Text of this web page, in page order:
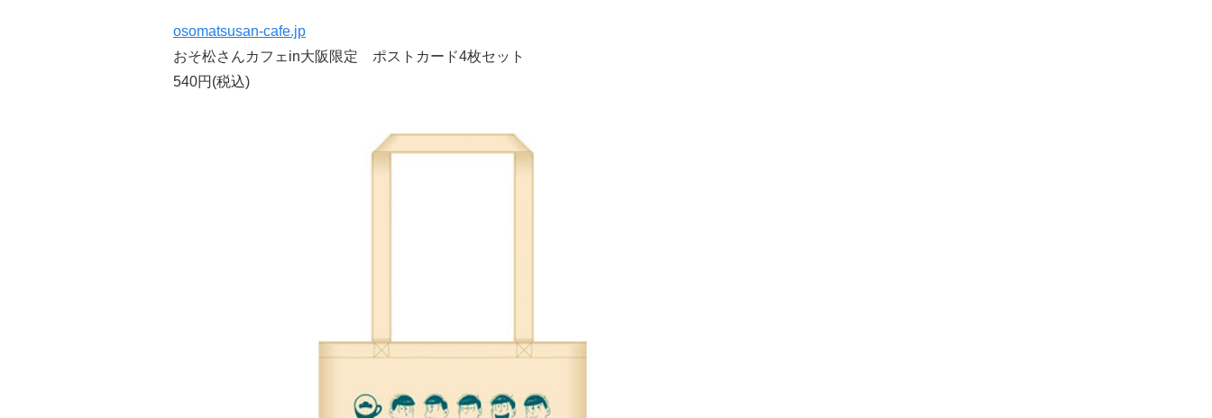
osomatsusan-cafe.jp
おそ松さんカフェin大阪限定 ポストカード4枚セット
540円(税込)